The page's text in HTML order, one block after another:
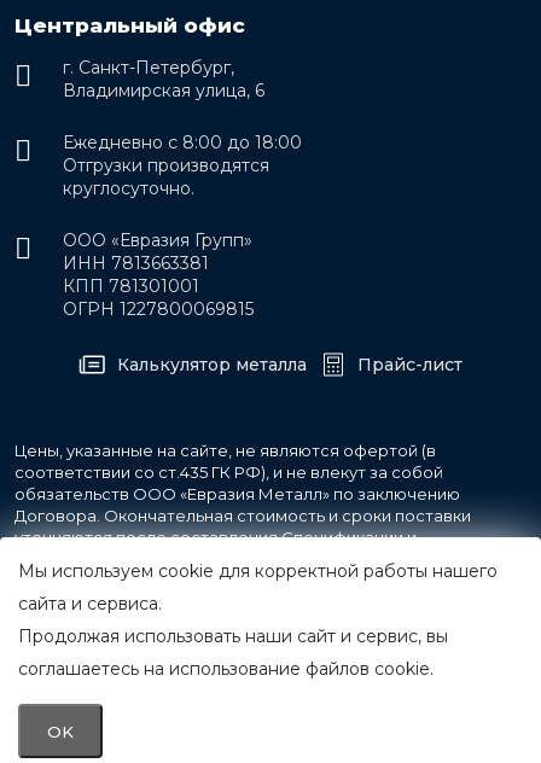
Центральный офис
г. Санкт-Петербург,
Владимирская улица, 6
Ежедневно с 8:00 до 18:00
Отгрузки производятся
круглосуточно.
ООО «Евразия Групп»
ИНН 7813663381
КПП 781301001
ОГРН 1227800069815
Калькулятор металла Прайс-лист
Цены, указанные на сайте, не являются офертой (в
соответствии со ст.435 ГК РФ), и не влекут за собой
обязательств ООО «Евразия Металл» по заключению
Договора. Окончательная стоимость и сроки поставки
уточняются после составления Спецификации и
фиксируются в Счете на оплату, а также Спецификации на
поставку товара.
© 2007-2026 Все права защищены.
ООО «Евразия Металл»
Мы используем cookie для корректной работы нашего
сайта и сервиса.
Продолжая использовать наши сайт и сервис, вы
соглашаетесь на использование файлов cookie.
OK